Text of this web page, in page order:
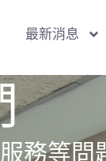
最新消息
務等問